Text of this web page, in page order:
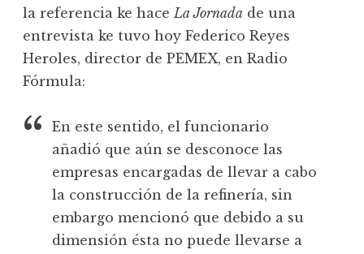
la referencia ke haceLa Jornada de una
entrevista ke tuvo hoy Federico Reyes
Heroles, director de PEMEX, en Radio
Fórmula:
En este sentido, el funcionario
añadió que aún se desconoce las
empresas encargadas de llevar a cabo
la construcción de la refinería, sin
embargo mencionó que debido a su
dimensión ésta no puede llevarse a